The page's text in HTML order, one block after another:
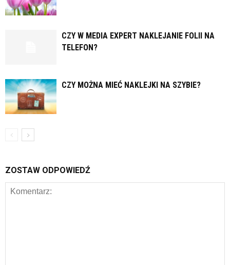
CZY W MEDIA EXPERT NAKLEJANIE FOLII NA
TELEFON?
CZY MOŻNA MIEĆ NAKLEJKI NA SZYBIE?
ZOSTAW ODPOWIEDŹ